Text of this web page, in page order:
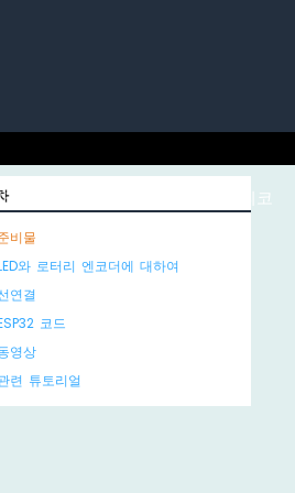
로파이썬 라즈베리 파이 피코
비물
와 로터리 엔코더에 대하여
연결
코드
영상
련 튜토리얼